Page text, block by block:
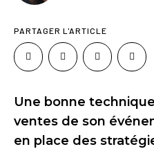
PARTAGER L'ARTICLE
Une bonne
ventes de son
en place des